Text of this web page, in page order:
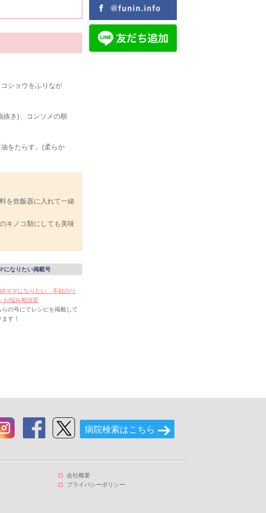
ショウをふりなが
抜き)、コンソメの順
をたらす。(柔らか
を炊飯器に入れて一緒
キノコ類にしても美味
になりたい掲載号
ママになりたい 不妊のリ
お悩み相談室
らの号にてレシピを掲載して
ます！
病院検索はこちら
会社概要
プライバシーポリシー